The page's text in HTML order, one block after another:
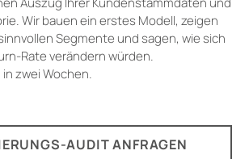
Wir bauen ein erstes Modell, zeigen
Segmente und sagen, wie sich
Rate verändern würden.
zwei Wochen.
AUDIT ANFRAGEN